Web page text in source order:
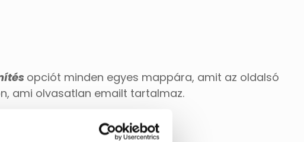
opciót minden egyes mappára, amit az oldalsó
ami olvasatlan emailt tartalmaz.